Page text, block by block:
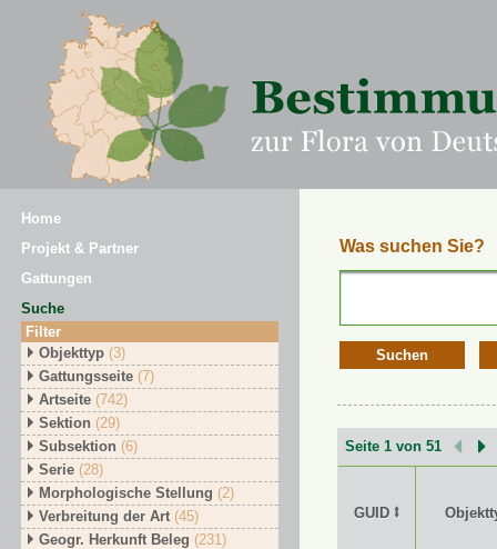
Home
Projekt & Partner
Gattungen
Suche
Filter
Objekttyp (3)
Gattungsseite (7)
Artseite (742)
Sektion (29)
Subsektion (6)
Serie (28)
Morphologische Stellung (2)
Verbreitung der Art (45)
Geogr. Herkunft Beleg (231)
Was suchen Sie?
Suchen
Seite 1 von 51
GUID ⭥